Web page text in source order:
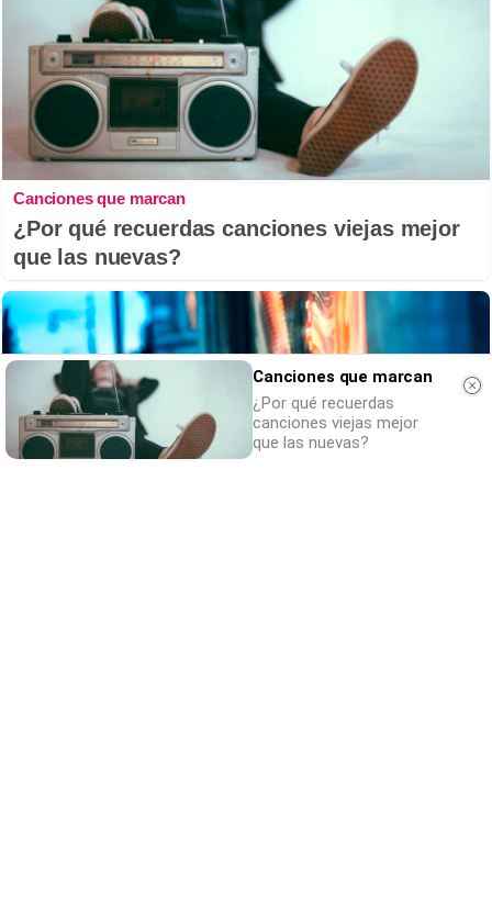
Canciones que marcan
¿Por qué recuerdas canciones viejas mejor
que las nuevas?
Canciones que marcan
¿Por qué recuerdas
canciones viejas mejor
que las nuevas?